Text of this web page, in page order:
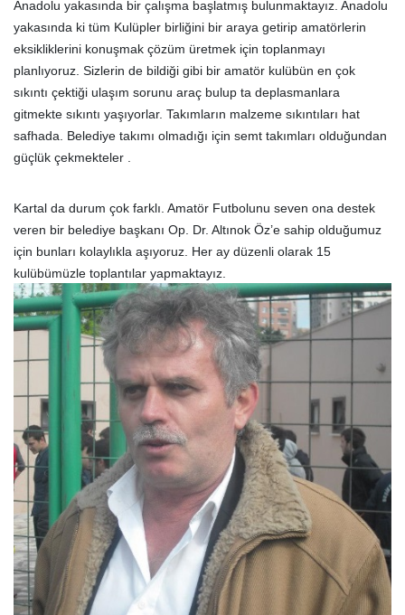
Anadolu yakasında bir çalışma başlatmış bulunmaktayız. Anadolu
yakasında ki tüm Kulüpler birliğini bir araya getirip amatörlerin
eksikliklerini konuşmak çözüm üretmek için toplanmayı
planlıyoruz. Sizlerin de bildiği gibi bir amatör kulübün en çok
sıkıntı çektiği ulaşım sorunu araç bulup ta deplasmanlara
gitmekte sıkıntı yaşıyorlar. Takımların malzeme sıkıntıları hat
safhada. Belediye takımı olmadığı için semt takımları olduğundan
güçlük çekmekteler .
Kartal da durum çok farklı. Amatör Futbolunu seven ona destek
veren bir belediye başkanı Op. Dr. Altınok Öz’e sahip olduğumuz
için bunları kolaylıkla aşıyoruz. Her ay düzenli olarak 15
kulübümüzle toplantılar yapmaktayız.